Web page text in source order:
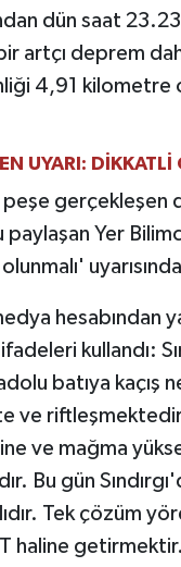
dün saat
artçı deprem
4,91 kilometre
UYARI: DİKKATLİ
peşe gerçekleşen
paylaşan Yer
hesabından
kullandı:
batıya kaçış
ve
ve mağma
Bu gün
Tek çözüm
haline getirmektir.